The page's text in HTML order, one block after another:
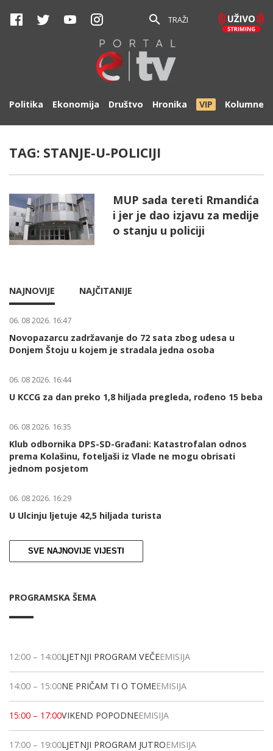
TRAŽI
Politika Ekonomija Društvo Hronika VIP Kolumne
TAG: STANJE-U-POLICIJI
MUP sada tereti Rmandića
i jer je dao izjavu za medije
o stanju u policiji
NAJNOVIJE NAJČITANIJE
06. 08 2026. 16:47
Novopazarcu zadržavanje do 72 sata zbog udesa u
Donjem Štoju u kojem je stradala jedna osoba
06. 08 2026. 16:44
U KCCG za dan preko 1,8 hiljada pregleda, rođeno 15 beba
06. 08 2026. 16:35
Klub odbornika DPS-SD-Građani: Katastrofalan odnos
prema Kolašinu, foteljaši iz Vlade ne mogu obrisati
jednom posjetom
06. 08 2026. 16:29
U Ulcinju ljetuje 42,5 hiljada turista
SVE NAJNOVIJE VIJESTI
PROGRAMSKA ŠEMA
12:00 – 14:00LJETNJI PROGRAM VEČEEMISIJA
14:00 – 15:00NE PRIČAM TI O TOMEEMISIJA
15:00 – 17:00VIKEND POPODNEEMISIJA
17:00 – 19:00LJETNJI PROGRAM JUTROEMISIJA